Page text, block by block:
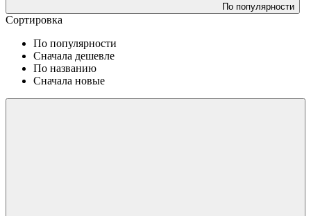
По популярности
Сортировка
По популярности
Сначала дешевле
По названию
Сначала новые